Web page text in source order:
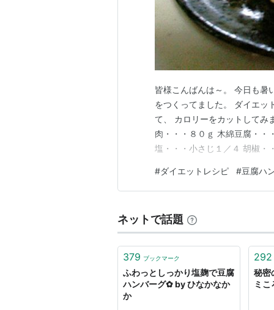
皆様こんばんは～。 今日も暑
をつくってました。 ダイエ
て、 カロリーをカットして
肉・・・８０ｇ 木綿豆腐・・
塩・・・小さじ１／４ 胡椒・
水気をきり、すりこぎでペー
ウルにひき肉、①の木綿豆腐
#ダイエットレシピ #豆腐ハ
ネットで話題
379 ブックマーク
ふわっとしっかり塩麹で豆腐
ハンバーグ✿ by ひなかなか
か
292
秘密
ミこ